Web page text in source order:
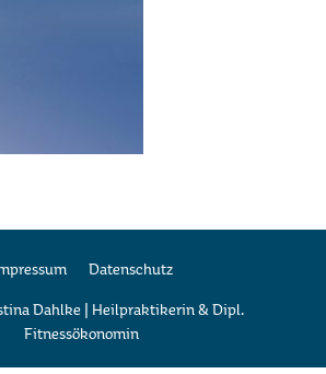
Datenschutz
Dahlke | Heilpraktikerin & Dipl.
Fitnessökonomin